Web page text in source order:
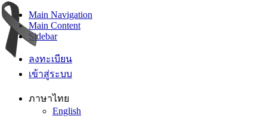
Main Navigation
Main Content
Sidebar
ลงทะเบียน
เข้าสู่ระบบ
ภาษาไทย
English